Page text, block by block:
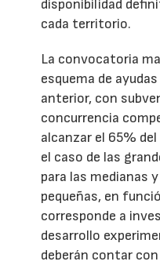
disponibilidad
cada territorio.
La convocatoria
esquema de
anterior, con
concurrencia
alcanzar el 65%
el caso de las
para las medianas
pequeñas, en
corresponde a
desarrollo
deberán contar